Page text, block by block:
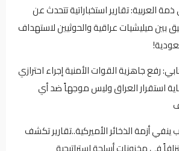
العربية: تقارير استخباراتية تتحدث عن
بين ميليشيات عراقية والحوثيين لاستهداف
رفع جاهزية القوات الأمنية إجراء احترازي
استقرار العراق وليس موجهاً ضد أي
ينفي أزمة الذخائر الأميركية..تقارير تكشف